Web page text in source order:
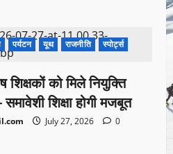
पर्यटन यूथ राजनीति स्पोर्ट्स
को मिले नियुक्ति
शिक्षा होगी मजबूत
July 27, 2026
0